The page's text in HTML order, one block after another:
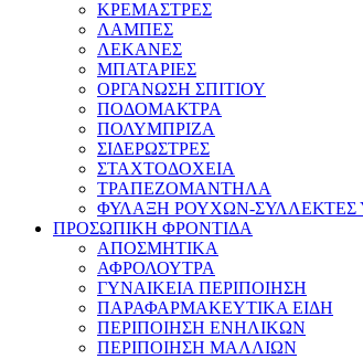
ΚΡΕΜΑΣΤΡΕΣ
ΛΑΜΠΕΣ
ΛΕΚΑΝΕΣ
ΜΠΑΤΑΡΙΕΣ
ΟΡΓΑΝΩΣΗ ΣΠΙΤΙΟΥ
ΠΟΔΟΜΑΚΤΡΑ
ΠΟΛΥΜΠΡΙΖΑ
ΣΙΔΕΡΩΣΤΡΕΣ
ΣΤΑΧΤΟΔΟΧΕΙΑ
ΤΡΑΠΕΖΟΜΑΝΤΗΛΑ
ΦΥΛΑΞΗ ΡΟΥΧΩΝ-ΣΥΛΛΕΚΤΕΣ
ΠΡΟΣΩΠΙΚΗ ΦΡΟΝΤΙΔΑ
ΑΠΟΣΜΗΤΙΚΑ
ΑΦΡΟΛΟΥΤΡΑ
ΓΥΝΑΙΚΕΙΑ ΠΕΡΙΠΟΙΗΣΗ
ΠΑΡΑΦΑΡΜΑΚΕΥΤΙΚΑ ΕΙΔΗ
ΠΕΡΙΠΟΙΗΣΗ ΕΝΗΛΙΚΩΝ
ΠΕΡΙΠΟΙΗΣΗ ΜΑΛΛΙΩΝ